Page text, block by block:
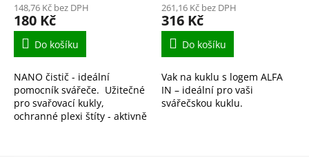
148,76 Kč bez DPH
180 Kč
Do košíku
NANO čistič - ideální
pomocník svářeče. Užitečné
pro svařovací kukly,
ochranné plexi štíty - aktivně
261,16 Kč bez DPH
316 Kč
Do košíku
Vak na kuklu s logem ALFA
IN – ideální pro vaši
svářečskou kuklu.